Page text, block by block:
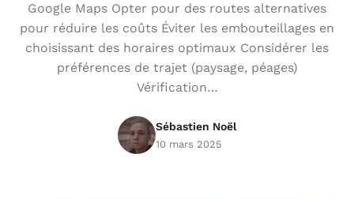
Google Maps Opter pour des routes alternatives
pour réduire les coûts Éviter les embouteillages en
choisissant des horaires optimaux Considérer les
préférences de trajet (paysage, péages)
Vérification…
Sébastien Noël
10 mars 2025